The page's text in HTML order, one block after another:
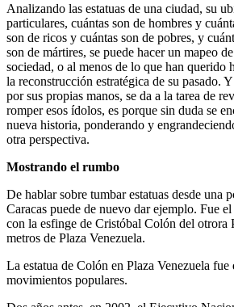
Analizando las estatuas de una ciudad, su
particulares, cuántas son de hombres y
son de ricos y cuántas son de pobres, y
son de mártires, se puede hacer un mapeo
sociedad, o al menos de lo que han querido
la reconstrucción estratégica de su pasado.
por sus propias manos, se da a la tarea de
romper esos ídolos, es porque sin duda se
nueva historia, ponderando y
otra perspectiva.
Mostrando el rumbo
De hablar sobre tumbar estatuas desde una
Caracas puede de nuevo dar ejemplo. Fue
con la esfinge de Cristóbal Colón del otrora
metros de Plaza Venezuela.
La estatua de Colón en Plaza Venezuela fue
movimientos populares.